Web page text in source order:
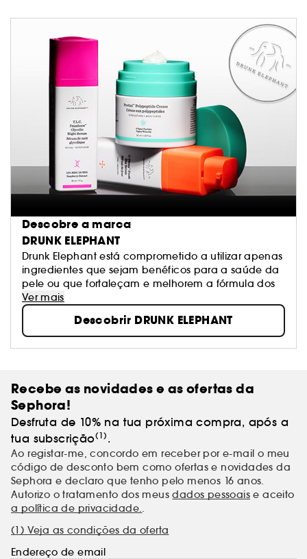
Descobre a marca
DRUNK ELEPHANT
Drunk Elephant está comprometido a utilizar apenas
ingredientes que sejam benéficos para a saúde da
pele ou que fortaleçam e melhorem a fórmula dos
Ver mais
Descobrir DRUNK ELEPHANT
Recebe as novidades e as ofertas da
Sephora!
Desfruta de 10% na tua próxima compra, após a
tua subscrição(1) .
Ao registar-me, concordo em receber por e-mail o meu
código de desconto bem como ofertas e novidades da
Sephora e declaro que tenho pelo menos 16 anos.
Autorizo o tratamento dos meusdados pessoais e aceito
a política de privacidade.
(1) Veja as condições da oferta
Endereço de email